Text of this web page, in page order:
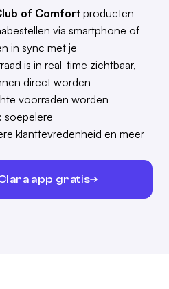
of Comfortproducten
via smartphone of
in sync met je
is in real-time zichtbaar,
direct worden
voorraden worden
soepelere
klanttevredenheid en meer
app gratis